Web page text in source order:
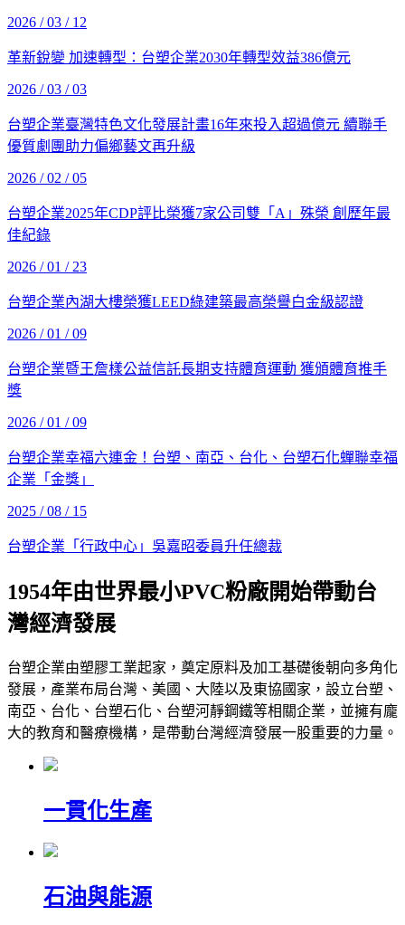
2026 / 03 / 12
革新銳變 加速轉型：台塑企業2030年轉型效益386億元
2026 / 03 / 03
台塑企業臺灣特色文化發展計畫16年來投入超過億元 續聯手
優質劇團助力偏鄉藝文再升級
2026 / 02 / 05
台塑企業2025年CDP評比榮獲7家公司雙「A」殊榮 創歷年最
佳紀錄
2026 / 01 / 23
台塑企業內湖大樓榮獲LEED綠建築最高榮譽白金級認證
2026 / 01 / 09
台塑企業暨王詹樣公益信託長期支持體育運動 獲頒體育推手
獎
2026 / 01 / 09
台塑企業幸福六連金！台塑、南亞、台化、台塑石化蟬聯幸福
企業「金獎」
2025 / 08 / 15
台塑企業「行政中心」吳嘉昭委員升任總裁
1954年由世界最小PVC粉廠開始帶動台
灣經濟發展
台塑企業由塑膠工業起家，奠定原料及加工基礎後朝向多角化
發展，產業布局台灣、美國、大陸以及東協國家，設立台塑、
南亞、台化、台塑石化、台塑河靜鋼鐵等相關企業，並擁有龐
大的教育和醫療機構，是帶動台灣經濟發展一股重要的力量。
一貫化生產
石油與能源